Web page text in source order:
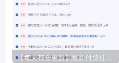
【每天都会更新】最新付费社群公众号文章